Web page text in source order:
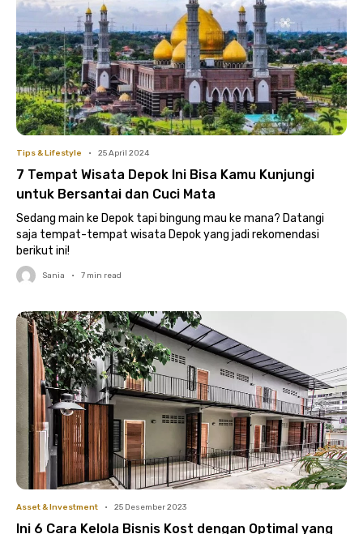
Tips & Lifestyle • 25 April 2024
7 Tempat Wisata Depok Ini Bisa Kamu Kunjungi
untuk Bersantai dan Cuci Mata
Sedang main ke Depok tapi bingung mau ke mana? Datangi
saja tempat-tempat wisata Depok yang jadi rekomendasi
berikut ini!
Sania • 7 min read
Asset & Investment • 25 Desember 2023
Ini 6 Cara Kelola Bisnis Kost dengan Optimal yang